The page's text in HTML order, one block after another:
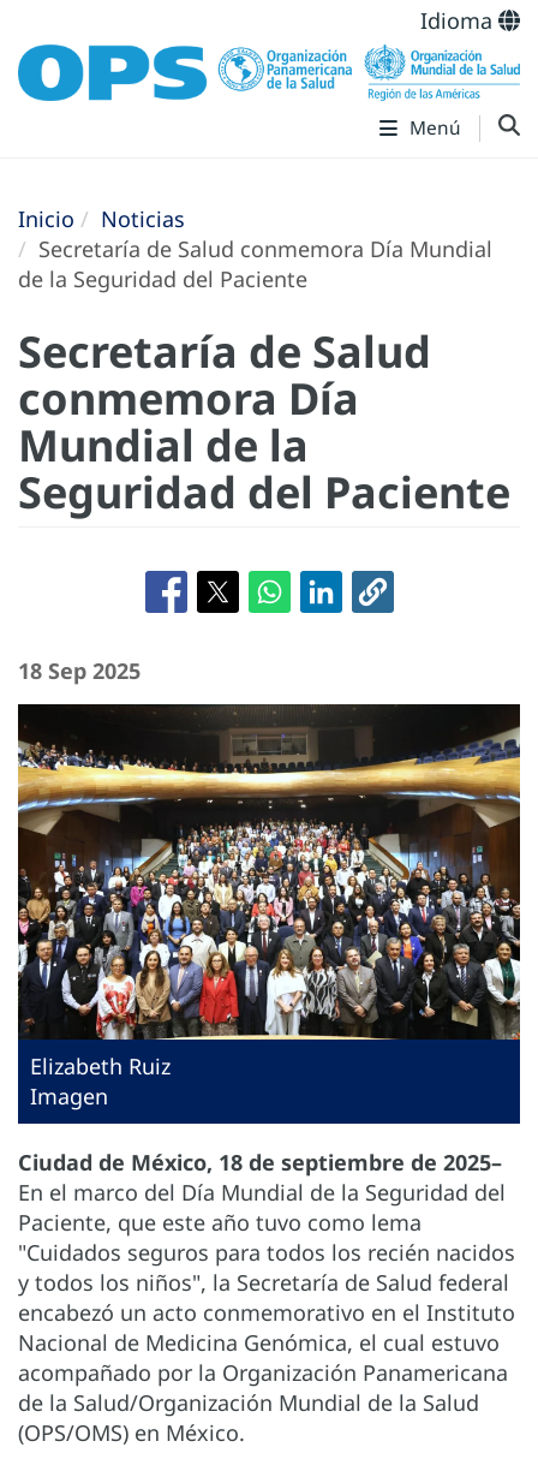
Idioma
Menú
Inicio
Noticias
Secretaría de Salud conmemora Día Mundial
de la Seguridad del Paciente
Secretaría de Salud
conmemora Día
Mundial de la
Seguridad del Paciente
18 Sep 2025
Elizabeth Ruiz
Imagen
Ciudad de México, 18 de septiembre de 2025–
En el marco del Día Mundial de la Seguridad del
Paciente, que este año tuvo como lema
"Cuidados seguros para todos los recién nacidos
y todos los niños", la Secretaría de Salud federal
encabezó un acto conmemorativo en el Instituto
Nacional de Medicina Genómica, el cual estuvo
acompañado por la Organización Panamericana
de la Salud/Organización Mundial de la Salud
(OPS/OMS) en México.